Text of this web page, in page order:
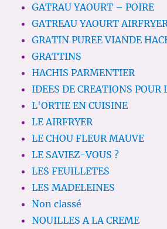
GATRAU YAOURT – POIRE
GATREAU YAOURT
GRATIN PUREE VIANDE
GRATTINS
HACHIS PARMENTIER
IDEES DE CREATIONS POUR
L'ORTIE EN CUISINE
LE AIRFRYER
LE CHOU FLEUR MAUVE
LE SAVIEZ-VOUS ?
LES FEUILLETES
LES MADELEINES
Non classé
NOUILLES A LA CREME